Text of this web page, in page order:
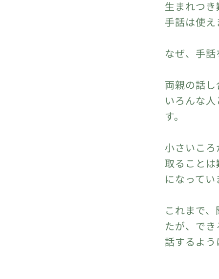
生まれつ
手話は使
なぜ、手
両親の話
いろんな
す。
小さいこ
取ること
になってい
これまで
たが、で
話するよ